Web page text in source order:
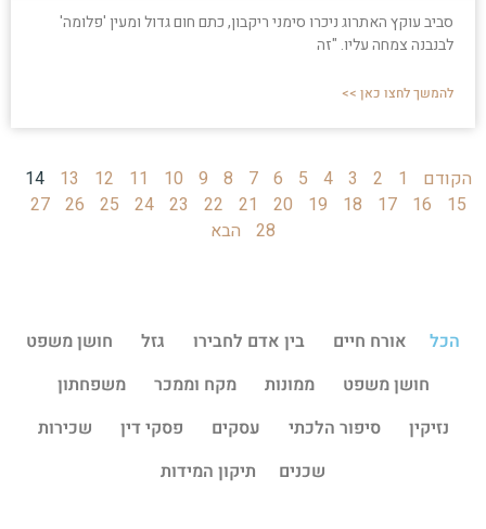
סביב עוקץ האתרוג ניכרו סימני ריקבון, כתם חום גדול ומעין 'פלומה'
לבנבנה צמחה עליו. "זה
להמשך לחצו כאן >>
הקודם 1
2
3
4
5
6
7
8
9
10
11
12
13
14
15
16
17
18
19
20
21
22
23
24
25
26
27
28
הבא
הכל אורח חיים בין אדם לחבירו גזל
חושן משפט
חושן משפט
ממונות מקח וממכר
משפחתון
נזיקין
סיפור הלכתי עסקים פסקי דין
שכירות
שכנים
תיקון המידות